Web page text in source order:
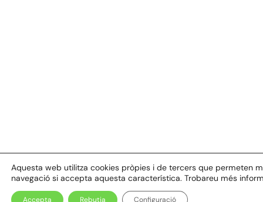
Aquesta web utilitza cookies pròpies i de tercers que permeten
navegació si accepta aquesta característica. Trobareu més
Accepta Rebutja Configuració